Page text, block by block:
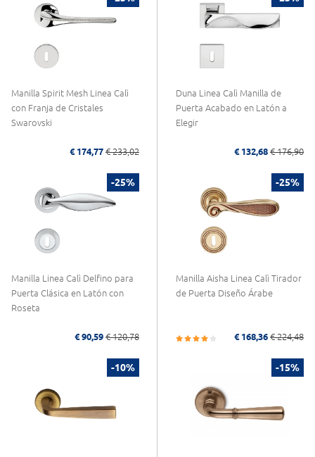
Manilla Spirit Mesh Linea Calì
con Franja de Cristales
Swarovski
€ 174,77 € 233,02
Duna Linea Calì Manilla de
Puerta Acabado en Latón a
Elegir
€ 132,68 € 176,90
-25%
Manilla Linea Calì Delfino para
Puerta Clásica en Latón con
Roseta
€ 90,59 € 120,78
-25%
Manilla Aisha Linea Calì Tirador
de Puerta Diseño Árabe
€ 168,36 € 224,48
-10% -15%